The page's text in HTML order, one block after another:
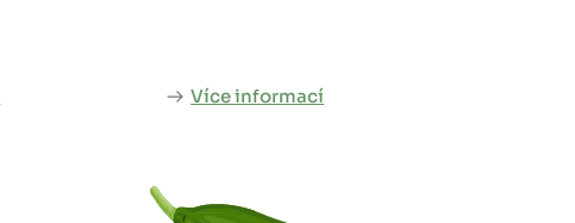
Více informací